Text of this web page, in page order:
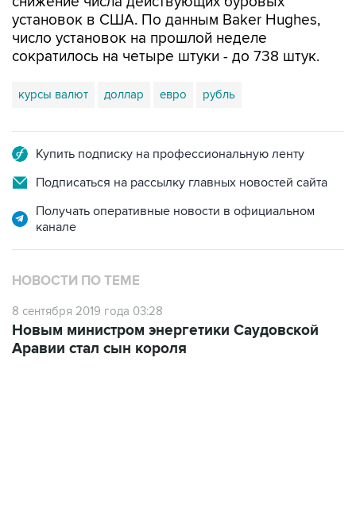
установок в США. По данным Baker Hughes,
число установок на прошлой неделе
сократилось на четыре штуки - до 738 штук.
курсы валют доллар евро рубль
Купить подписку на профессиональную ленту
Подписаться на рассылку главных новостей сайта
Получать оперативные новости в официальном
канале
НОВОСТИ ПО ТЕМЕ
8 сентября 2019 года 03:28
Новым министром энергетики Саудовской
Аравии стал сын короля